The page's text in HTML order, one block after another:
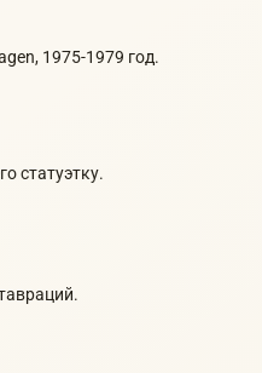
1975-1979 год.
статуэтку.